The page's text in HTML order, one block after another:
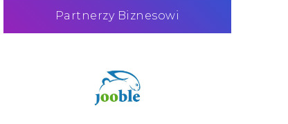
Partnerzy Biznesowi